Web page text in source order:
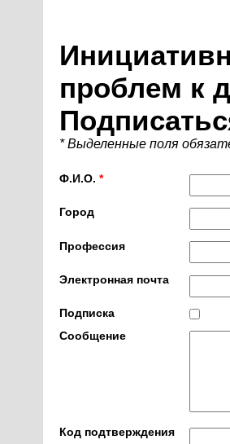
проблем к
* Выделенные поля
Ф.И.О. *
Город
Профессия
Электронная почта
Подписка
Сообщение
Код подтверждения